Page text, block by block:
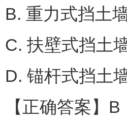
B. 重力式挡土
C. 扶壁式挡土
D. 锚杆式挡土
【正确答案】B